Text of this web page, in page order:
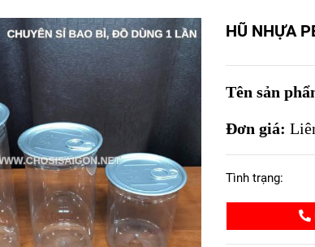
HŨ NHỰA
Tên sản
Đơn giá:
Tình trạng: